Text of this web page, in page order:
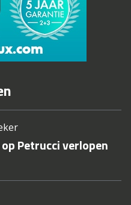
Petrucci verlopen